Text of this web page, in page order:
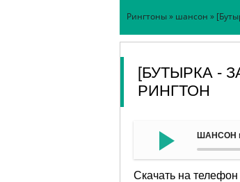
Рингтоны» шансон »
[БУТЫРКА -
РИНГТОН
ШАНСОН
Скачать на